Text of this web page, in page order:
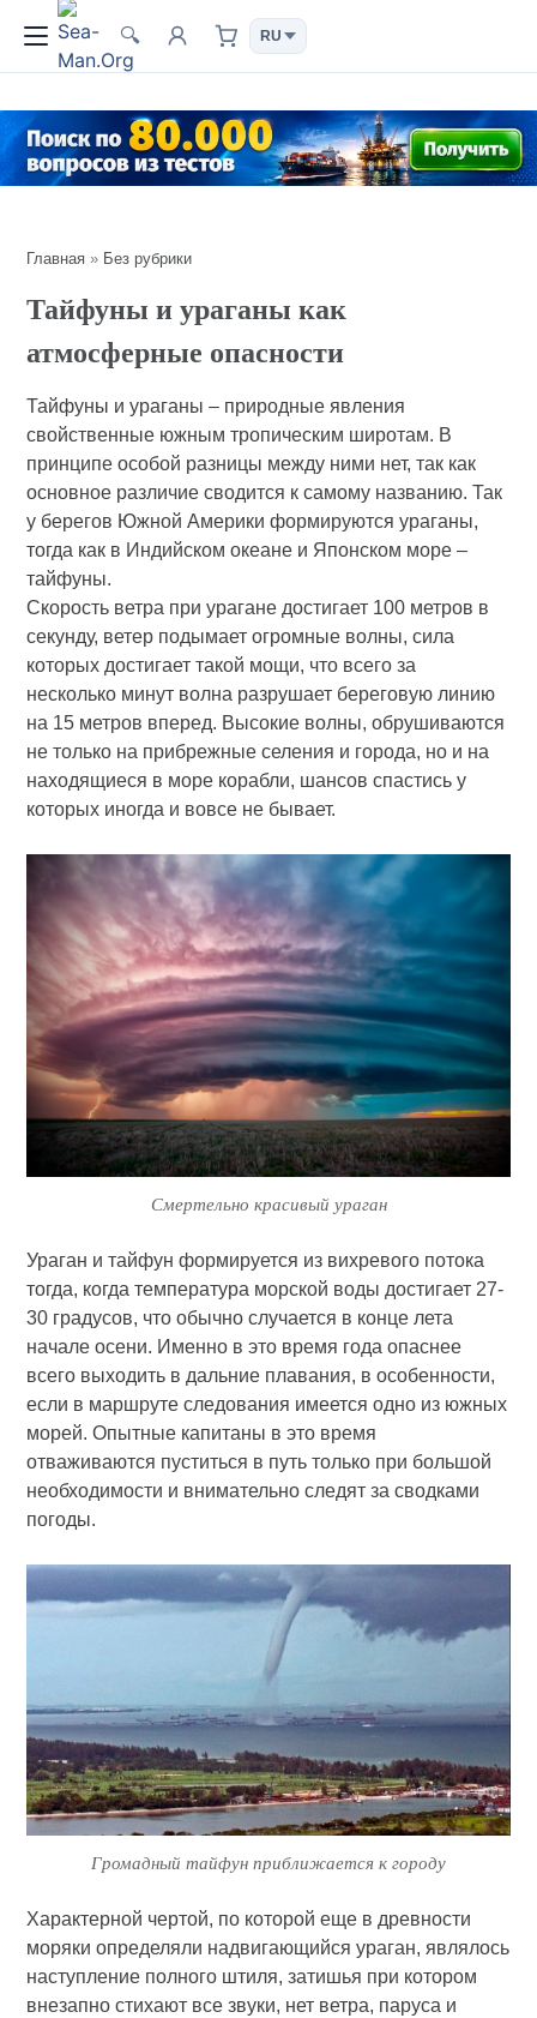
🔍
Главная » Без рубрики
Тайфуны и ураганы как
атмосферные опасности
Тайфуны и ураганы – природные явления
свойственные южным тропическим широтам. В
принципе особой разницы между ними нет, так как
основное различие сводится к самому названию. Так
у берегов Южной Америки формируются ураганы,
тогда как в Индийском океане и Японском море –
тайфуны.
Скорость ветра при урагане достигает 100 метров в
секунду, ветер подымает огромные волны, сила
которых достигает такой мощи, что всего за
несколько минут волна разрушает береговую линию
на 15 метров вперед. Высокие волны, обрушиваются
не только на прибрежные селения и города, но и на
находящиеся в море корабли, шансов спастись у
которых иногда и вовсе не бывает.
Смертельно красивый ураган
Ураган и тайфун формируется из вихревого потока
тогда, когда температура морской воды достигает 27-
30 градусов, что обычно случается в конце лета
начале осени. Именно в это время года опаснее
всего выходить в дальние плавания, в особенности,
если в маршруте следования имеется одно из южных
морей. Опытные капитаны в это время
отваживаются пуститься в путь только при большой
необходимости и внимательно следят за сводками
погоды.
Громадный тайфун приближается к городу
Характерной чертой, по которой еще в древности
моряки определяли надвигающийся ураган, являлось
наступление полного штиля, затишья при котором
внезапно стихают все звуки, нет ветра, паруса и